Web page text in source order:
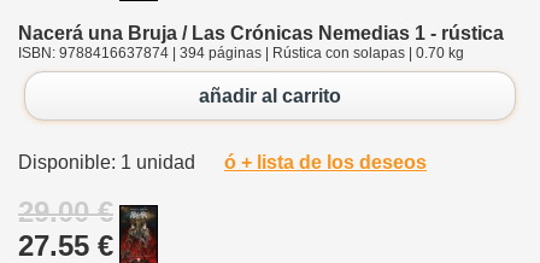
Nacerá una Bruja / Las Crónicas Nemedias 1 - rústica
ISBN: 9788416637874 | 394 páginas | Rústica con solapas | 0.70 kg
añadir al carrito
Disponible: 1 unidad ó + lista de los deseos
29.00 €
27.55 €